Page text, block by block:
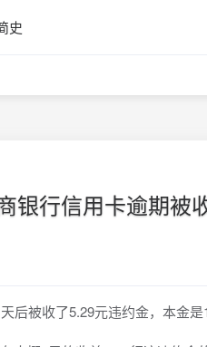
史
银行信用卡逾期被
被收了5.29元违约金，本金是